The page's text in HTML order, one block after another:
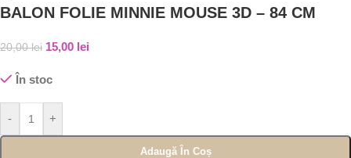
BALON FOLIE MINNIE MOUSE 3D – 84 CM
20,00lei 15,00 lei
În stoc
- +
Adaugă În Coș